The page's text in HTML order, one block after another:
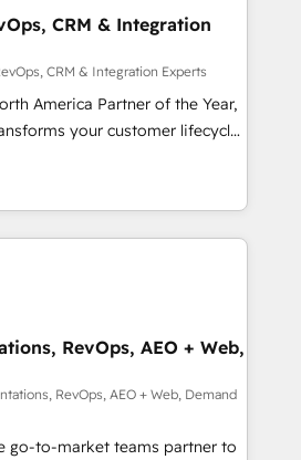
社共通基盤に再構築します。意
当者に並走します。 1️⃣
援 顧客データの一元化から、
化まで。全Hub統合運用、デー
横断のCRM統合に対応します。
する組織への移行を設計・実装。
HubSpotと連携させ、役割定義・
定着までPMOとして主導。「設
行します。 ▸ CMS戦略設
・CVR・SEOを前提にした情報設
レート設計をContent Hubで一体
からの移行支援：Salesforce・
らの移行、カスタム設計、履歴
CRM & Integration
CRM & Integration Experts
America Partner of the Year,
your customer lifecycle
Our unified ecosystem
divisions Globalia (AI &
Success Media (Paid Media),
home for all three brands. 🔄
powered by Globalia’s
📈 Revenue
via Point Success Media. -
Breeze AI and custom agents
RevOps, AEO + Web,
RevOps, AEO + Web, Demand
go-to-market teams partner to